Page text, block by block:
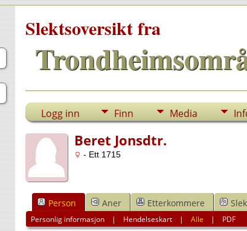
Slektsoversikt fra
Logg inn Finn Media
Beret Jonsdtr.
- Ett 1715
Person Aner Etterkommere
Personlig informasjon | Hendelseskart |Alle | PDF